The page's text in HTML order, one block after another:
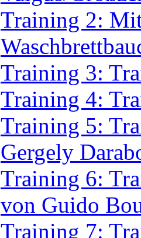
Training 3:
Training 4:
Training 5:
Gergely
Training 6:
von Guido
Training 7:
von Guido
Training 8: